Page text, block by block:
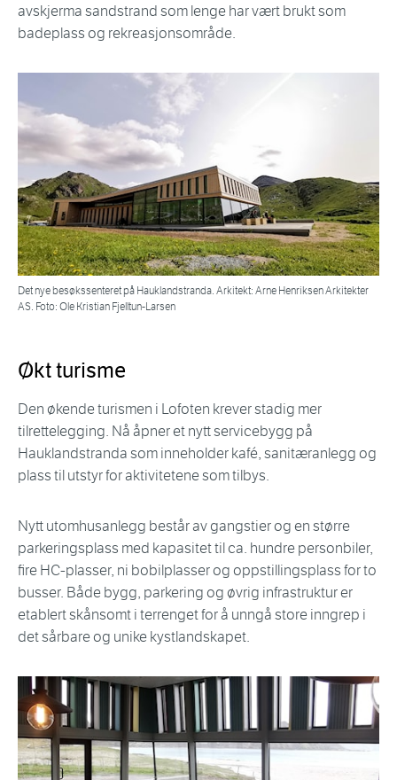
avskjerma sandstrand som lenge har vært brukt som
badeplass og rekreasjonsområde.
Det nye besøkssenteret på Hauklandstranda. Arkitekt: Arne Henriksen Arkitekter
AS. Foto: Ole Kristian Fjelltun-Larsen
Økt turisme
Den økende turismen i Lofoten krever stadig mer
tilrettelegging. Nå åpner et nytt servicebygg på
Hauklandstranda som inneholder kafé, sanitæranlegg og
plass til utstyr for aktivitetene som tilbys.
Nytt utomhusanlegg består av gangstier og en større
parkeringsplass med kapasitet til ca. hundre personbiler,
fire HC-plasser, ni bobilplasser og oppstillingsplass for to
busser. Både bygg, parkering og øvrig infrastruktur er
etablert skånsomt i terrenget for å unngå store inngrep i
det sårbare og unike kystlandskapet.